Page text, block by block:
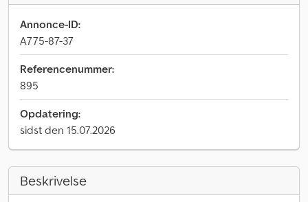
Annonce-ID:
A775-87-37
Referencenummer:
895
Opdatering:
sidst den 15.07.2026
Beskrivelse